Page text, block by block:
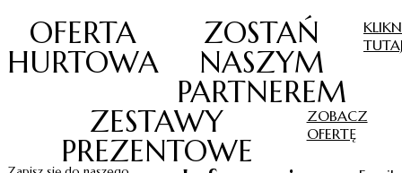
OFERTA
HURTOWA
ZOSTAŃ
NASZYM
PARTNEREM
ZESTAWY
PREZENTOWE
ZOBACZ
OFERTĘ